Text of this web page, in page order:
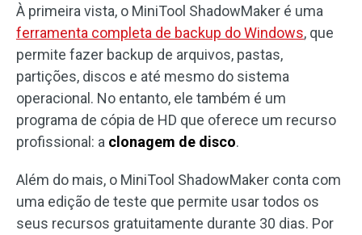
À primeira vista, o MiniTool ShadowMaker é uma
ferramenta completa de backup do Windows, que
permite fazer backup de arquivos, pastas,
partições, discos e até mesmo do sistema
operacional. No entanto, ele também é um
programa de cópia de HD que oferece um recurso
profissional: a clonagem de disco.
Além do mais, o MiniTool ShadowMaker conta com
uma edição de teste que permite usar todos os
seus recursos gratuitamente durante 30 dias. Por